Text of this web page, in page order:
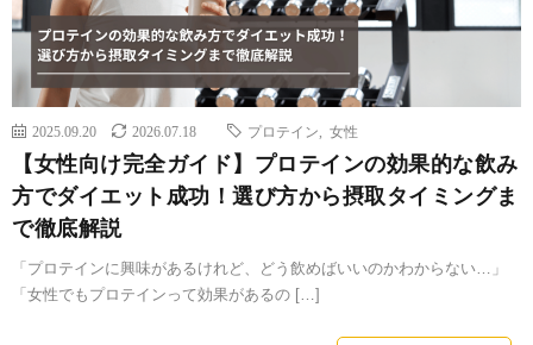
2025.09.20 2026.07.18 プロテイン 女性
【女性向け完全ガイド】プロテインの効果的な飲み
方でダイエット成功！選び方から摂取タイミングま
で徹底解説
「プロテインに興味があるけれど、どう飲めばいいのかわからない…」
「女性でもプロテインって効果があるの […]